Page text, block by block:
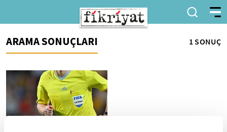
ARAMA SONUÇLARI 1 SONUÇ